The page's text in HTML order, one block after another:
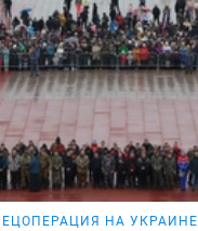
НА УКРАИНЕ